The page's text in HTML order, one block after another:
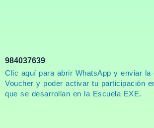
984037639
Clic aquí para abrir WhatsApp y enviar la
Voucher y poder activar tu participación
que se desarrollan en la Escuela EXE.